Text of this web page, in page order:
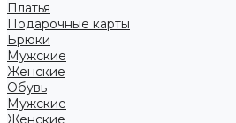
Платья
Подарочные карты
Брюки
Мужские
Женские
Обувь
Мужские
Женские